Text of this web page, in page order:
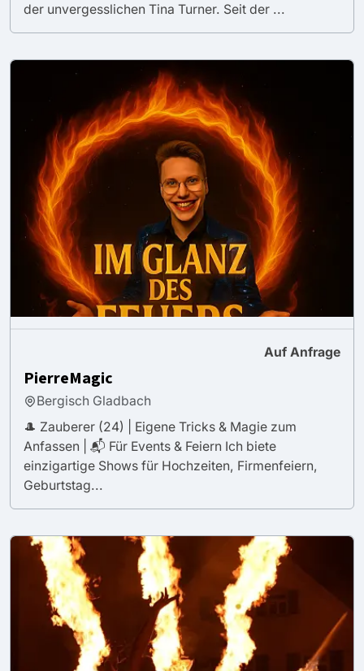
der unvergesslichen Tina Turner. Seit der ...
Auf Anfrage
PierreMagic
Bergisch Gladbach
🎩 Zauberer (24) | Eigene Tricks & Magie zum
Anfassen | 📬 Für Events & Feiern Ich biete
einzigartige Shows für Hochzeiten, Firmenfeiern,
Geburtstag...